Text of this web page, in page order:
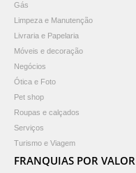
Gás
Limpeza e Manutenção
Livraria e Papelaria
Móveis e decoração
Negócios
Ótica e Foto
Pet shop
Roupas e calçados
Serviços
Turismo e Viagem
FRANQUIAS POR VALOR